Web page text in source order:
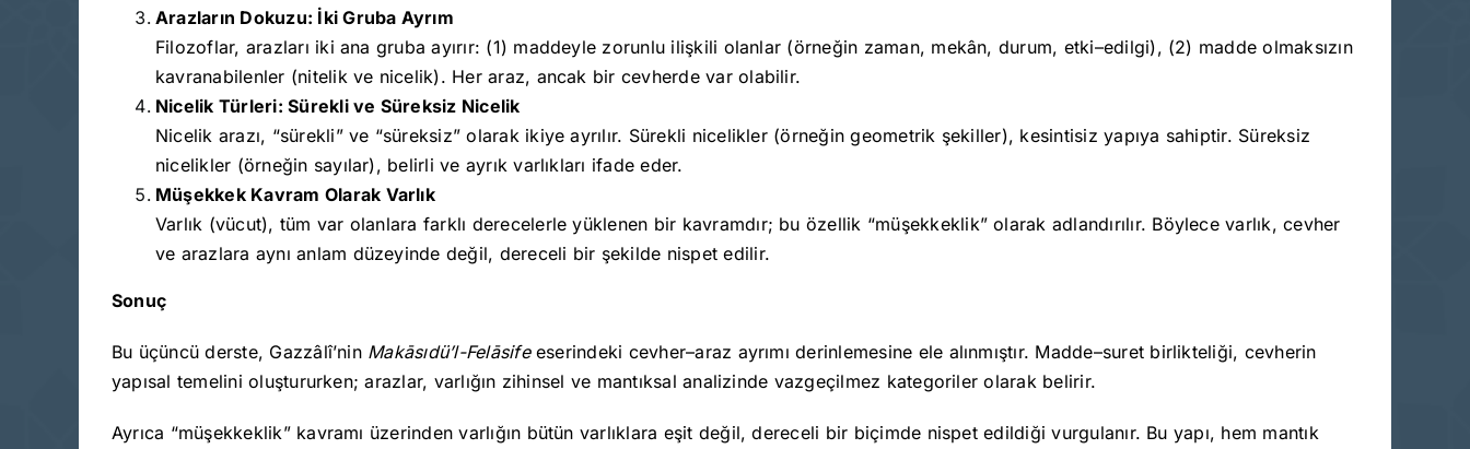
Arazların Dokuzu: İki Gruba Ayrım
Filozoflar, arazları iki ana gruba ayırır: (1) maddeyle zorunlu ilişkili olanlar (örneğin zaman, mekân, durum, etki–edilgi), (2) madde olmaksızın
kavranabilenler (nitelik ve nicelik). Her araz, ancak bir cevherde var olabilir.
Nicelik Türleri: Sürekli ve Süreksiz Nicelik
Nicelik arazı, “sürekli” ve “süreksiz” olarak ikiye ayrılır. Sürekli nicelikler (örneğin geometrik şekiller), kesintisiz yapıya sahiptir. Süreksiz
nicelikler (örneğin sayılar), belirli ve ayrık varlıkları ifade eder.
Müşekkek Kavram Olarak Varlık
Varlık (vücut), tüm var olanlara farklı derecelerle yüklenen bir kavramdır; bu özellik “müşekkeklik” olarak adlandırılır. Böylece varlık, cevher
ve arazlara aynı anlam düzeyinde değil, dereceli bir şekilde nispet edilir.
Sonuç
Bu üçüncü derste, Gazzâlî’nin Makāsıdü’l-Felāsifeeserindeki cevher–araz ayrımı derinlemesine ele alınmıştır. Madde–suret birlikteliği, cevherin
yapısal temelini oluştururken; arazlar, varlığın zihinsel ve mantıksal analizinde vazgeçilmez kategoriler olarak belirir.
Ayrıca “müşekkeklik” kavramı üzerinden varlığın bütün varlıklara eşit değil, dereceli bir biçimde nispet edildiği vurgulanır. Bu yapı, hem mantık